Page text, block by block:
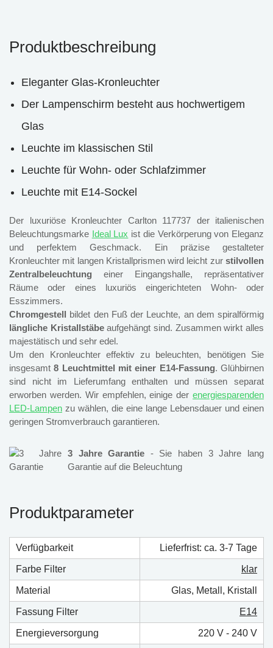
Produktbeschreibung
Eleganter Glas-Kronleuchter
Der Lampenschirm besteht aus hochwertigem
Glas
Leuchte im klassischen Stil
Leuchte für Wohn- oder Schlafzimmer
Leuchte mit E14-Sockel
Der luxuriöse Kronleuchter Carlton 117737 der italienischen
Beleuchtungsmarke Ideal Lux ist die Verkörperung von Eleganz
und perfektem Geschmack. Ein präzise gestalteter
Kronleuchter mit langen Kristallprismen wird leicht zur stilvollen
Zentralbeleuchtung einer Eingangshalle, repräsentativer
Räume oder eines luxuriös eingerichteten Wohn- oder
Esszimmers.
Chromgestell bildet den Fuß der Leuchte, an dem spiralförmig
längliche Kristallstäbeaufgehängt sind. Zusammen wirkt alles
majestätisch und sehr edel.
Um den Kronleuchter effektiv zu beleuchten, benötigen Sie
insgesamt8 Leuchtmittel mit einer E14-Fassung. Glühbirnen
sind nicht im Lieferumfang enthalten und müssen separat
erworben werden. Wir empfehlen, einige der energiesparenden
LED-Lampen zu wählen, die eine lange Lebensdauer und einen
geringen Stromverbrauch garantieren.
3 Jahre Garantie - Sie haben 3 Jahre lang
Garantie auf die Beleuchtung
Produktparameter
Verfügbarkeit Lieferfrist: ca. 3-7 Tage
Farbe Filter klar
Material Glas, Metall, Kristall
Fassung Filter E14
Energieversorgung 220 V - 240 V